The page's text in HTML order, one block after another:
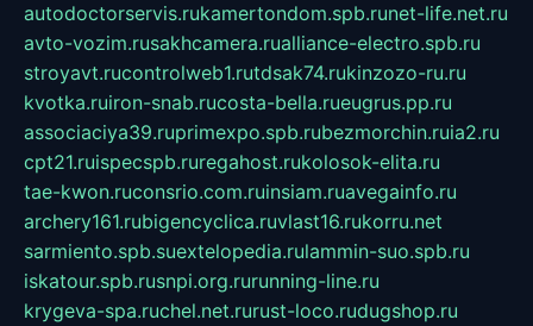
autodoctorservis.rukamertondom.spb.runet-life.net.ru
avto-vozim.rusakhcamera.rualliance-electro.spb.ru
stroyavt.rucontrolweb1.rutdsak74.rukinzozo-ru.ru
kvotka.ruiron-snab.rucosta-bella.rueugrus.pp.ru
associaciya39.ruprimexpo.spb.rubezmorchin.ruia2.ru
cpt21.ruispecspb.ruregahost.rukolosok-elita.ru
tae-kwon.ruconsrio.com.ruinsiam.ruavegainfo.ru
archery161.rubigencyclica.ruvlast16.rukorru.net
sarmiento.spb.suextelopedia.rulammin-suo.spb.ru
iskatour.spb.rusnpi.org.rurunning-line.ru
krygeva-spa.ruchel.net.rurust-loco.rudugshop.ru